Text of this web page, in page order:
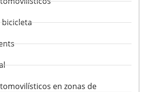
bicicleta
en zonas de